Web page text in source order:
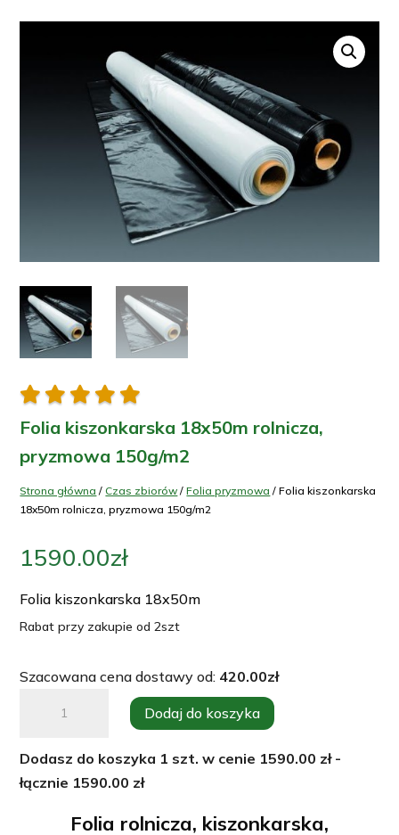
    
Folia kiszonkarska 18x50m rolnicza,
pryzmowa 150g/m2
Strona główna / Czas zbiorów /Folia pryzmowa / Folia kiszonkarska
18x50m rolnicza, pryzmowa 150g/m2
1590.00zł
Folia kiszonkarska 18x50m
Rabat przy zakupie od 2szt
Szacowana cena dostawy od: 420.00zł
rolnicza,
pryzmowa
Dodaj do koszyka
Dodasz do koszyka 1 szt. w cenie 1590.00 zł -
łącznie 1590.00 zł
Folia rolnicza, kiszonkarska,